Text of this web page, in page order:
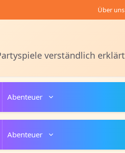
Über uns
verständlich erklärt
Abenteuer
Abenteuer